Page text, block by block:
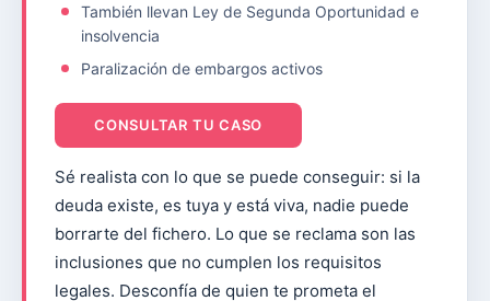
También llevan Ley de Segunda Oportunidad e
insolvencia
Paralización de embargos activos
CONSULTAR TU CASO
Sé realista con lo que se puede conseguir: si la
deuda existe, es tuya y está viva, nadie puede
borrarte del fichero. Lo que se reclama son las
inclusiones que no cumplen los requisitos
legales. Desconfía de quien te prometa el